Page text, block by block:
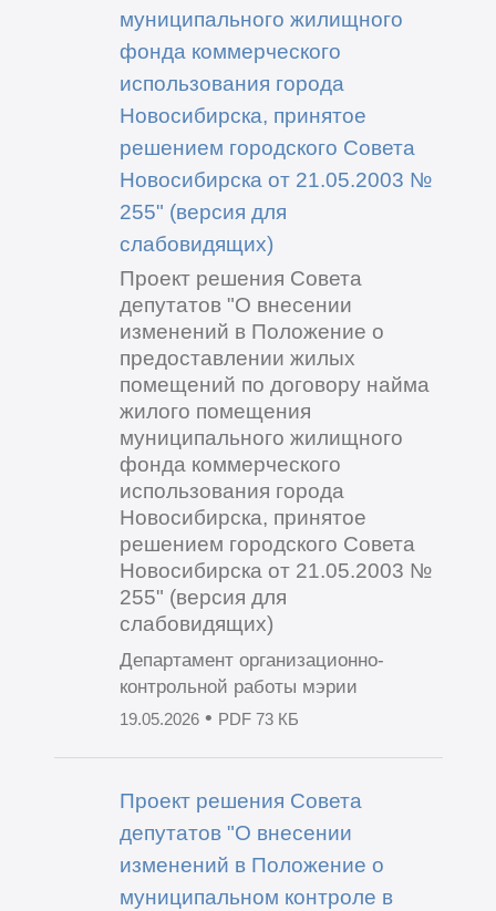
муниципального жилищного
фонда коммерческого
использования города
Новосибирска, принятое
решением городского Совета
Новосибирска от 21.05.2003 №
255" (версия для
слабовидящих)
Проект решения Совета
депутатов "О внесении
изменений в Положение о
предоставлении жилых
помещений по договору найма
жилого помещения
муниципального жилищного
фонда коммерческого
использования города
Новосибирска, принятое
решением городского Совета
Новосибирска от 21.05.2003 №
255" (версия для
слабовидящих)
Департамент организационно-
контрольной работы мэрии
19.05.2026• PDF 73 КБ
Проект решения Совета
депутатов "О внесении
изменений в Положение о
муниципальном контроле в